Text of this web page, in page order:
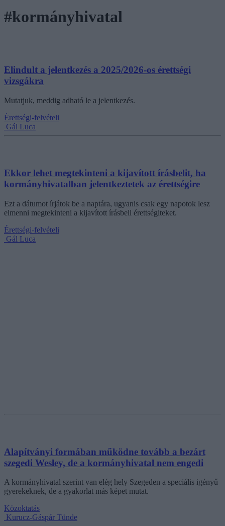
#kormányhivatal
Elindult a jelentkezés a 2025/2026-os érettségi
vizsgákra
Mutatjuk, meddig adható le a jelentkezés.
Érettségi-felvételi
Gál Luca
Ekkor lehet megtekinteni a kijavított írásbelit, ha
kormányhivatalban jelentkeztetek az érettségire
Ezt a dátumot írjátok be a naptára, ugyanis csak egy napotok lesz
elmenni megtekinteni a kijavított írásbeli érettségiteket.
Érettségi-felvételi
Gál Luca
Alapítványi formában működne tovább a bezárt
szegedi Wesley, de a kormányhivatal nem engedi
A kormányhivatal szerint van elég hely Szegeden a speciális igényű
gyerekeknek, de a gyakorlat más képet mutat.
Közoktatás
Kurucz-Gáspár Tünde